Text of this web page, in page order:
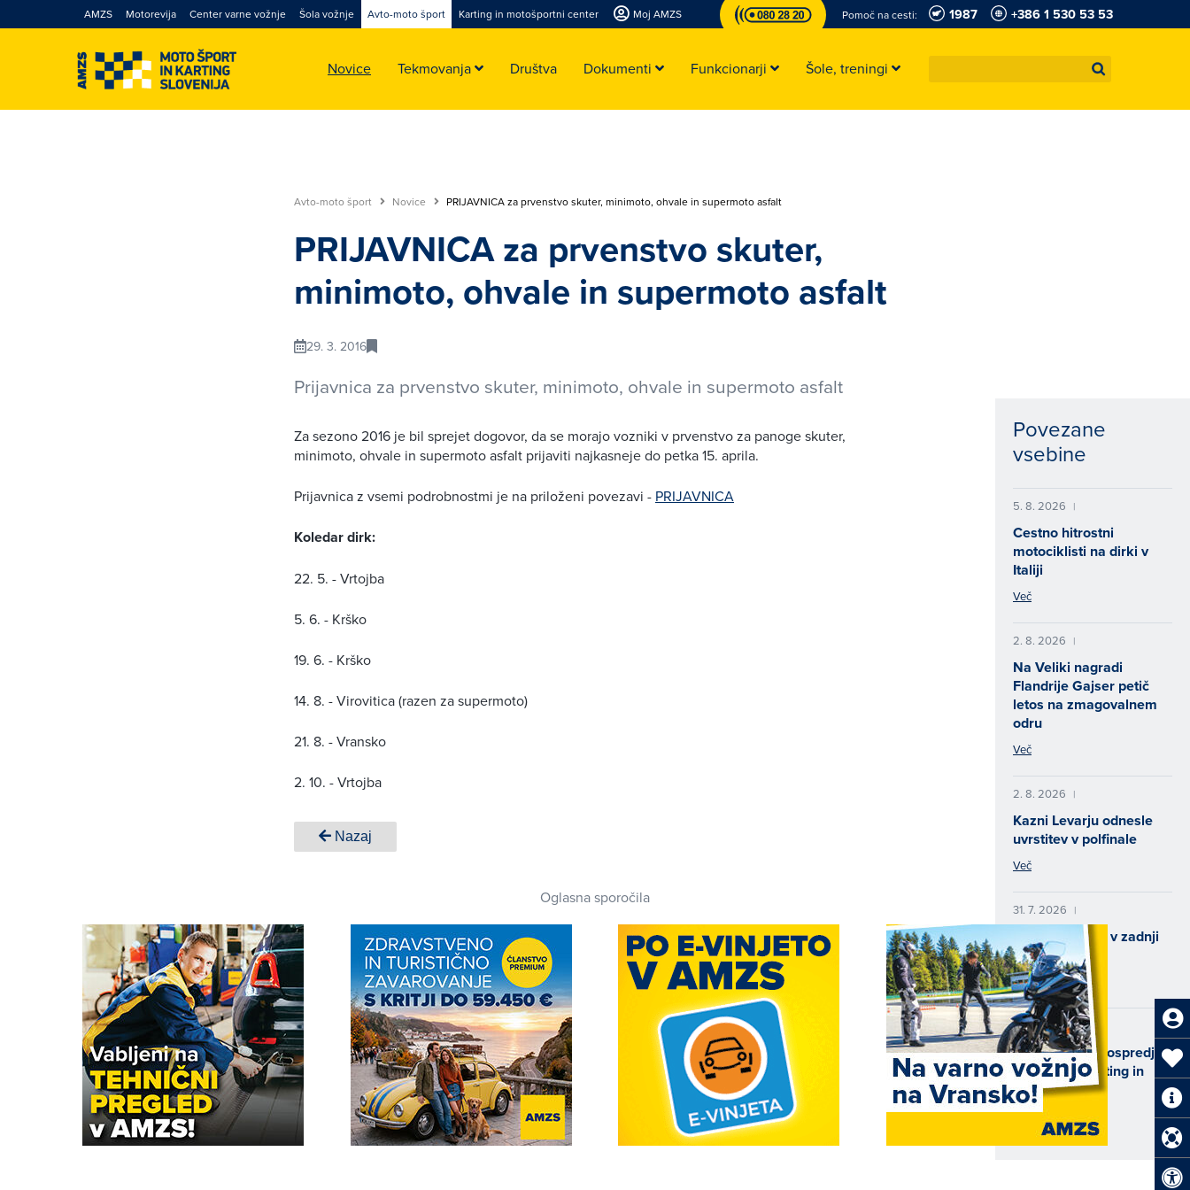
AMZS Motorevija Center varne vožnje Šola vožnje Avto-moto šport Karting in motošportni center Moj AMZS Pomoč na cesti: 1987 +386 1 530 53 53
Novice Tekmovanja Društva Dokumenti Funkcionarji Šole, treningi
Avto-moto šport Novice PRIJAVNICA za prvenstvo skuter, minimoto, ohvale in supermoto asfalt
PRIJAVNICA za prvenstvo skuter,
minimoto, ohvale in supermoto asfalt
29. 3. 2016
Prijavnica za prvenstvo skuter, minimoto, ohvale in supermoto asfalt
Za sezono 2016 je bil sprejet dogovor, da se morajo vozniki v prvenstvo za panoge skuter,
minimoto, ohvale in supermoto asfalt prijaviti najkasneje do petka 15. aprila.
Prijavnica z vsemi podrobnostmi je na priloženi povezavi - PRIJAVNICA
Koledar dirk:
22. 5. - Vrtojba
5. 6. - Krško
19. 6. - Krško
14. 8. - Virovitica (razen za supermoto)
21. 8. - Vransko
2. 10. - Vrtojba
Nazaj
Povezane
vsebine
5. 8. 2026 |
Cestno hitrostni
motociklisti na dirki v
Italiji
Več
2. 8. 2026 |
Na Veliki nagradi
Flandrije Gajser petič
letos na zmagovalnem
odru
Več
2. 8. 2026 |
Kazni Levarju odnesle
uvrstitev v polfinale
Več
31. 7. 2026 |
Padec Cerjaka v zadnji
vožnji
Več
29. 7. 2026 |
Konec tedna v ospredju
speedway, karting in
motokros
Več
Oglasna sporočila